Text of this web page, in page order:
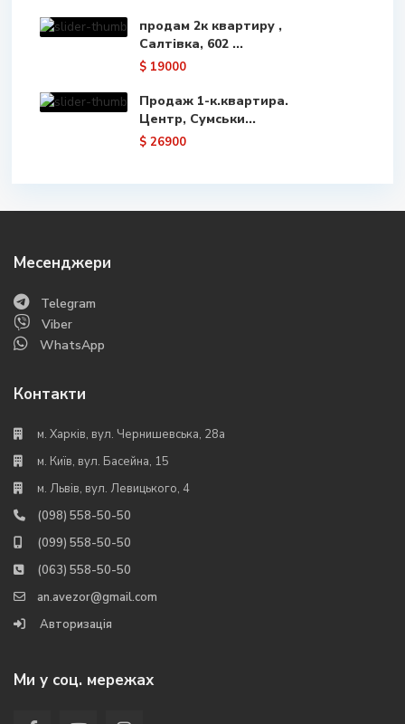
продам 2к квартиру ,
Салтівка, 602 ...
$ 19000
Продаж 1-к.квартира.
Центр, Сумськи...
$ 26900
Месенджери
Telegram
Viber
WhatsApp
Контакти
м. Харків, вул. Чернишевська, 28а
м. Київ, вул. Басейна, 15
м. Львів, вул. Левицького, 4
(098) 558-50-50
(099) 558-50-50
(063) 558-50-50
an.avezor@gmail.com
Авторизація
Ми у соц. мережах